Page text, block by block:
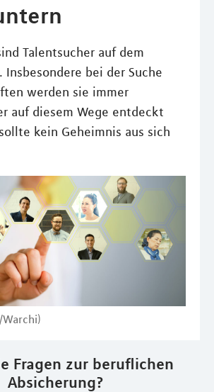
Talentsucher auf dem
bei der Suche
werden sie immer
auf diesem Wege entdeckt
kein Geheimnis aus sich
Fragen zur beruflichen
Absicherung?